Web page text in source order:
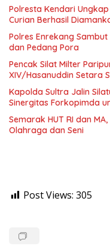
Polresta Kendari
Curian Berhasil
Polres Enrekang
dan Pedang Pora
Pencak Silat Milter
XIV/Hasanuddin Setara
Kapolda Sultra Jalin
Sinergitas Forkopimda
Semarak HUT RI dan
Olahraga dan Seni
Post Views: 305